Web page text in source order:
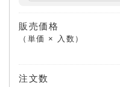
販売価格
（単価 × 入数）
注文数